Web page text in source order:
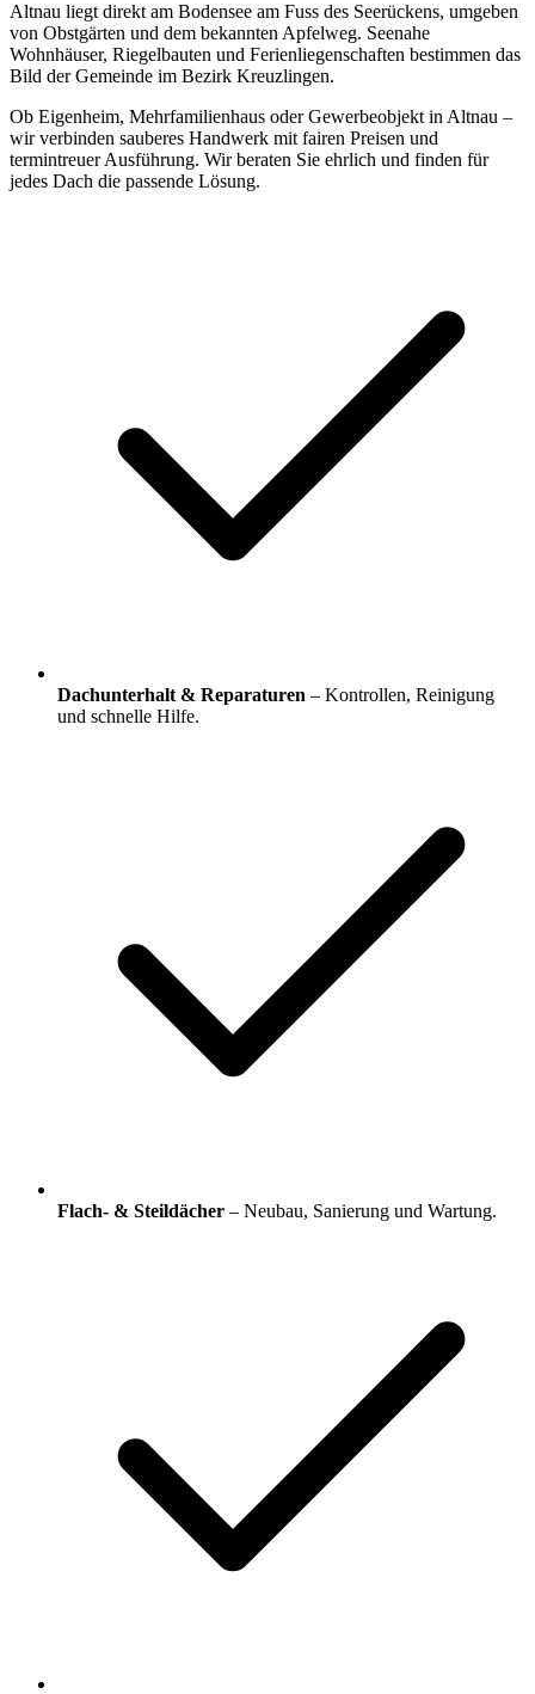
Altnau liegt direkt am Bodensee am Fuss des Seerückens, umgeben
von Obstgärten und dem bekannten Apfelweg. Seenahe
Wohnhäuser, Riegelbauten und Ferienliegenschaften bestimmen das
Bild der Gemeinde im Bezirk Kreuzlingen.
Ob Eigenheim, Mehrfamilienhaus oder Gewerbeobjekt in Altnau –
wir verbinden sauberes Handwerk mit fairen Preisen und
termintreuer Ausführung. Wir beraten Sie ehrlich und finden für
jedes Dach die passende Lösung.
Dachunterhalt & Reparaturen – Kontrollen, Reinigung
und schnelle Hilfe.
Flach- & Steildächer – Neubau, Sanierung und Wartung.